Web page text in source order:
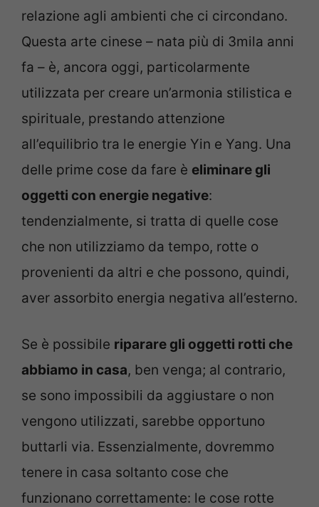
relazione agli ambienti che ci circondano.
Questa arte cinese – nata più di 3mila anni
fa – è, ancora oggi, particolarmente
utilizzata per creare un’armonia stilistica e
spirituale, prestando attenzione
all’equilibrio tra le energie Yin e Yang. Una
delle prime cose da fare è eliminare gli
oggetti con energie negative:
tendenzialmente, si tratta di quelle cose
che non utilizziamo da tempo, rotte o
provenienti da altri e che possono, quindi,
aver assorbito energia negativa all’esterno.
Se è possibile riparare gli oggetti rotti che
abbiamo in casa, ben venga; al contrario,
se sono impossibili da aggiustare o non
vengono utilizzati, sarebbe opportuno
buttarli via. Essenzialmente, dovremmo
tenere in casa soltanto cose che
funzionano correttamente: le cose rotte